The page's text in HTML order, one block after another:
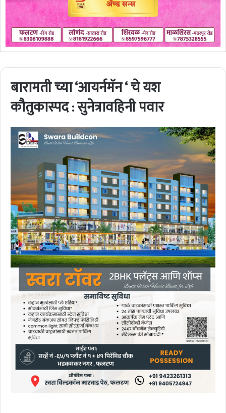
बारामती च्या ‘आयर्नमॅन ‘ चे यश
कौतुकास्पद : सुनेत्रावहिनी पवार